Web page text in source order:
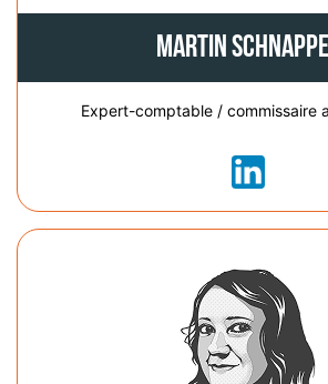
Martin
Expert-comptable / commissaire